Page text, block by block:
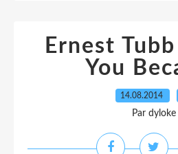
Ernest
You
14.08.2014
Par dyloke